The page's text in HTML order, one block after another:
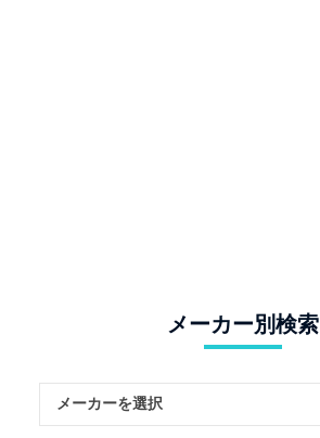
メーカー別検索